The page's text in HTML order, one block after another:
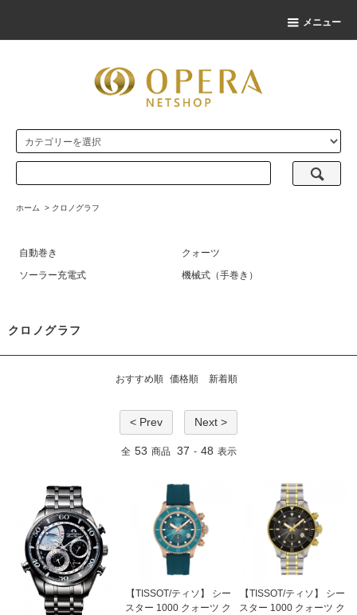
メニュー
ホーム > クロノグラフ
自動巻き
クォーツ
ソーラー充電式
機械式（手巻き）
クロノグラフ
おすすめ順 価格順 新着順
< Prev Next >
全 53 商品 37 - 48 表示
【TISSOT/ティソ】 シー
スター 1000 クォーツ ク
【TISSOT/ティソ】 シー
スター 1000 クォーツ ク